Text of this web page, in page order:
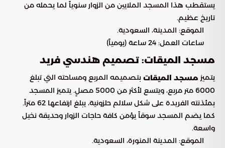
يستقطب هذا المسجد الملايين من الزوار سنوياً لما يحمله من
تاريخ عظيم.
الموقع: المدينة، السعودية.
ساعات العمل: 24 ساعة (يومياً)
مسجد الميقات: تصميم هندسي فريد
يتميز مسجد الميقات بتصميمه المربع ومساحته التي تبلغ
6000 متر مربع، ويتسع لأكثر من 5000 مصلٍ. يتميز المسجد
بمئذنته الفريدة على شكل سلالم حلزونية، يبلغ ارتفاعها 62 متراً.
كما يضم المسجد سوقاً يؤمن كافة حاجات الزوار وحديقة نخيل
واسعة.
الموقع: المدينة المنورة، السعودية.